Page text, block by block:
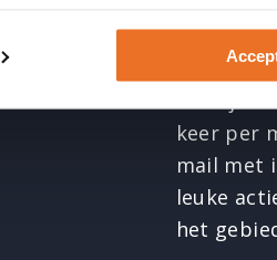
Meld je
keer per
mail met
leuke
het